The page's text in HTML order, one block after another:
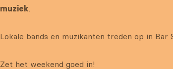
muziek.
Lokale bands en muzikanten treden op in Bar
Zet het weekend goed in!